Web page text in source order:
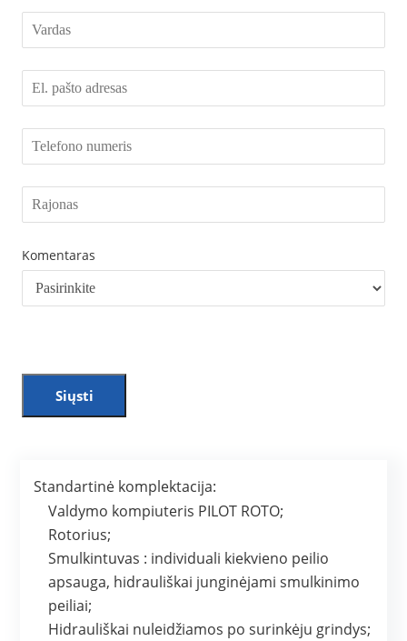
Komentaras
Siųsti
Standartinė komplektacija:
Valdymo kompiuteris PILOT ROTO;
Rotorius;
Smulkintuvas : individuali kiekvieno peilio
apsauga, hidrauliškai junginėjami smulkinimo
peiliai;
Hidrauliškai nuleidžiamos po surinkėju grindys;